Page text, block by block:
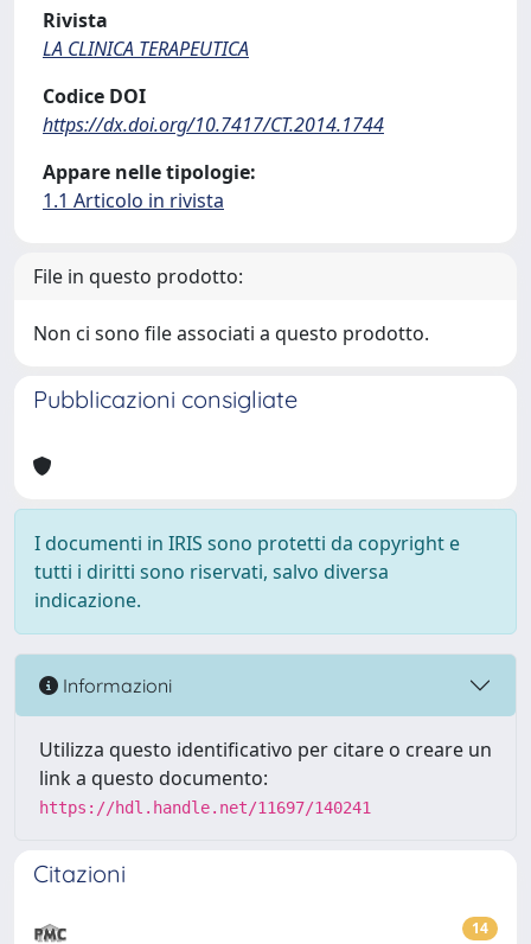
Rivista
LA CLINICA TERAPEUTICA
Codice DOI
https://dx.doi.org/10.7417/CT.2014.1744
Appare nelle tipologie:
1.1 Articolo in rivista
File in questo prodotto:
Non ci sono file associati a questo prodotto.
Pubblicazioni consigliate
I documenti in IRIS sono protetti da copyright e
tutti i diritti sono riservati, salvo diversa
indicazione.
Informazioni
Utilizza questo identificativo per citare o creare un
link a questo documento:
https://hdl.handle.net/11697/140241
Citazioni
14